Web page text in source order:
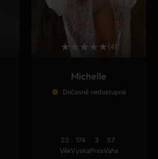
★ ★ ★ ★ ★ (4)
Michelle
Dočasně nedostupné
22
Věk
174
Vyska
3
Prsa
57
Váha